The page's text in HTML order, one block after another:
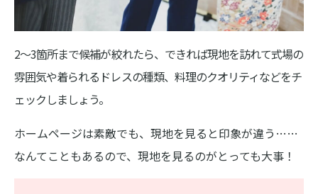
2〜3箇所まで候補が絞れたら、できれば現地を訪れて式場の
雰囲気や着られるドレスの種類、料理のクオリティなどをチ
ェックしましょう。
ホームページは素敵でも、現地を見ると印象が違う……
なんてこともあるので、現地を見るのがとっても大事！